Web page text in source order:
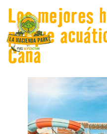
Los mejores
parque
Cana